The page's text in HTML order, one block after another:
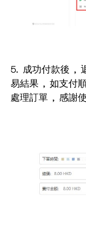
5. 成功付款後 ,
易結果 , 如支付
處理訂單 , 感謝